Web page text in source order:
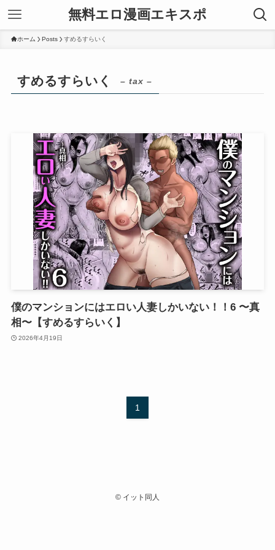
無料エロ漫画エキスポ
ホーム Posts すめるすらいく
すめるすらいく – tax –
僕のマンションにはエロい人妻しかいない！！6 〜真
相〜【すめるすらいく】
2026年4月19日
1
© イット同人